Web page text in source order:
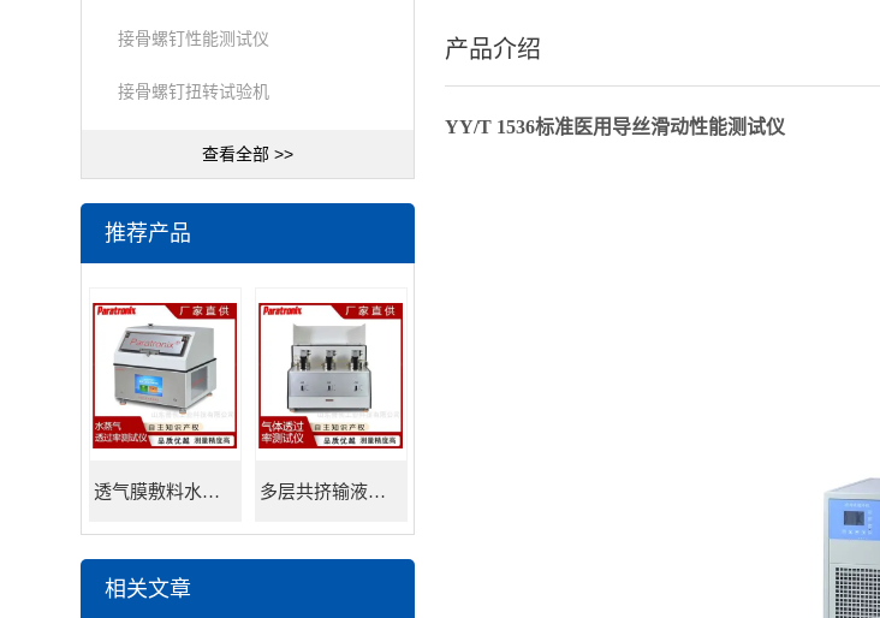
接骨螺钉性能测试仪
接骨螺钉扭转试验机
查看全部 >>
推荐产品
透气膜敷料水蒸透过率测试仪 多层共挤输液用膜氮气透过率测试仪
相关文章
产品介绍
YY/T 1536标准医用导丝滑动性能测试仪